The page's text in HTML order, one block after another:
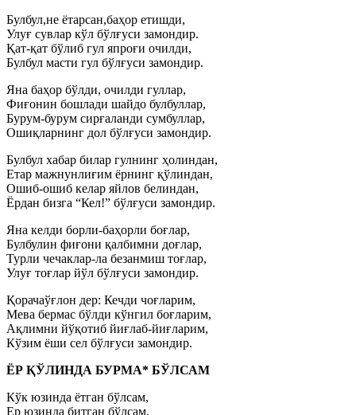
Булбул,не ётарсан,баҳор етишди,
Улуғ сувлар кўл бўлғуси замондир.
Қат-қат бўлиб гул япроғи очилди,
Булбул масти гул бўлғуси замондир.
Яна баҳор бўлди, очилди гуллар,
Фиғонин бошлади шайдо булбуллар,
Бурум-бурум сирғаланди сумбуллар,
Ошиқларнинг дол бўлғуси замондир.
Булбул хабар билар гулнинг ҳолиндан,
Етар мажнунлиғим ёрнинг қўлиндан,
Ошиб-ошиб келар яйлов белиндан,
Ёрдан бизга “Кел!” бўлғуси замондир.
Яна келди борли-баҳорли боғлар,
Булбулин фиғони қалбимни доғлар,
Турли чечаклар-ла безанмиш тоғлар,
Улуғ тоғлар йўл бўлғуси замондир.
Қорачаўғлон дер: Кечди чоғларим,
Мева бермас бўлди кўнгил боғларим,
Ақлимни йўқотиб йиғлаб-йиғларим,
Кўзим ёши сел бўлғуси замондир.
ЁР ҚЎЛИНДА БУРМА* БЎЛСАМ
Кўк юзинда ётган бўлсам,
Ер юзинда битган бўлсам,